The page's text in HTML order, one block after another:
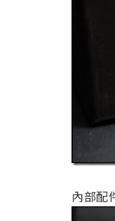
內部配